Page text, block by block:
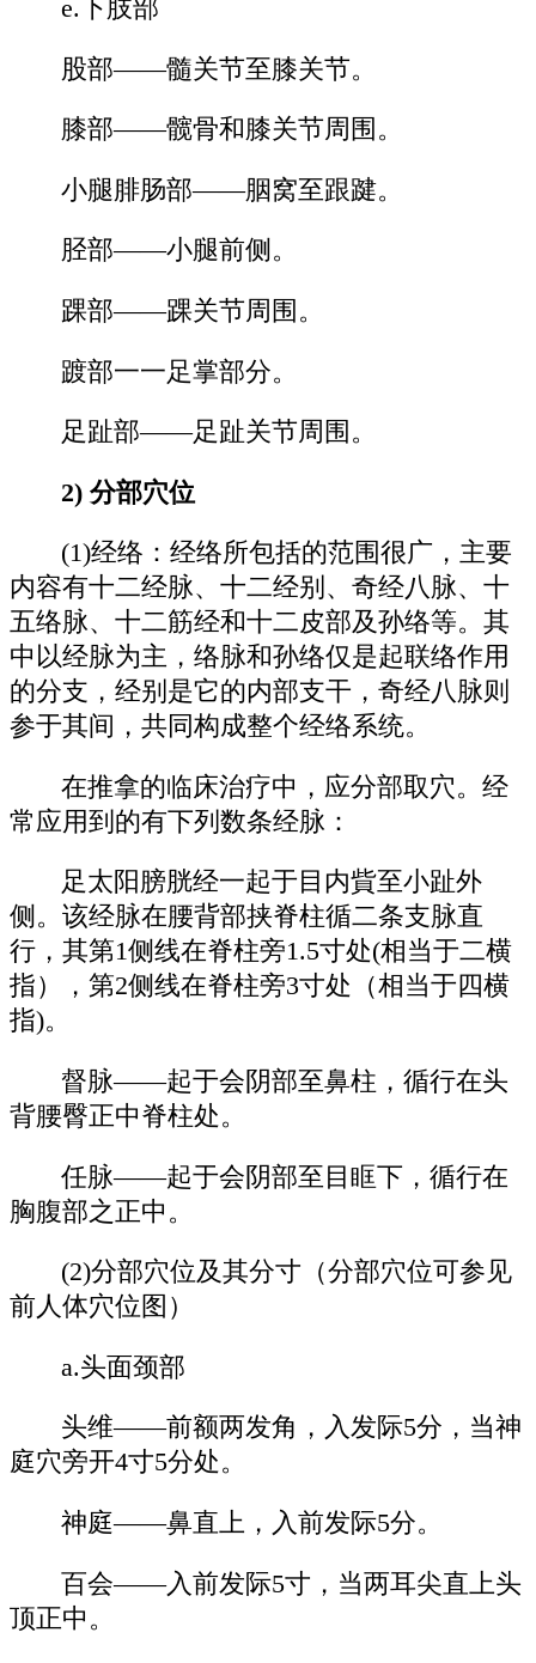
e.下肢部
股部——髓关节至膝关节。
膝部——髋骨和膝关节周围。
小腿腓肠部——胭窝至跟踺。
胫部——小腿前侧。
踝部——踝关节周围。
踱部一一足掌部分。
足趾部——足趾关节周围。
2) 分部穴位
(1)经络：经络所包括的范围很广，主要
内容有十二经脉、十二经别、奇经八脉、十
五络脉、十二筋经和十二皮部及孙络等。其
中以经脉为主，络脉和孙络仅是起联络作用
的分支，经别是它的内部支干，奇经八脉则
参于其间，共同构成整个经络系统。
在推拿的临床治疗中，应分部取穴。经
常应用到的有下列数条经脉：
足太阳膀胱经一起于目内貲至小趾外
侧。该经脉在腰背部挟脊柱循二条支脉直
行，其第1侧线在脊柱旁1.5寸处(相当于二横
指），第2侧线在脊柱旁3寸处（相当于四横
指)。
督脉——起于会阴部至鼻柱，循行在头
背腰臀正中脊柱处。
任脉——起于会阴部至目眶下，循行在
胸腹部之正中。
(2)分部穴位及其分寸（分部穴位可参见
前人体穴位图）
a.头面颈部
头维——前额两发角，入发际5分，当神
庭穴旁开4寸5分处。
神庭——鼻直上，入前发际5分。
百会——入前发际5寸，当两耳尖直上头
顶正中。